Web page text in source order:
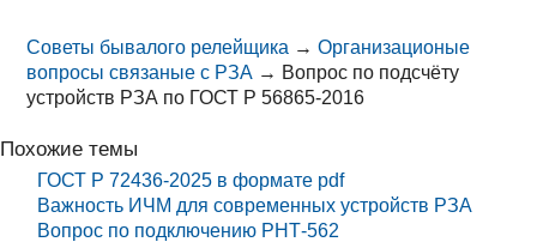
Советы бывалого релейщика →Организационые
вопросы связаные с РЗА → Вопрос по подсчёту
устройств РЗА по ГОСТ Р 56865-2016
Похожие темы
ГОСТ Р 72436-2025 в формате pdf
Важность ИЧМ для современных устройств РЗА
Вопрос по подключению РНТ-562